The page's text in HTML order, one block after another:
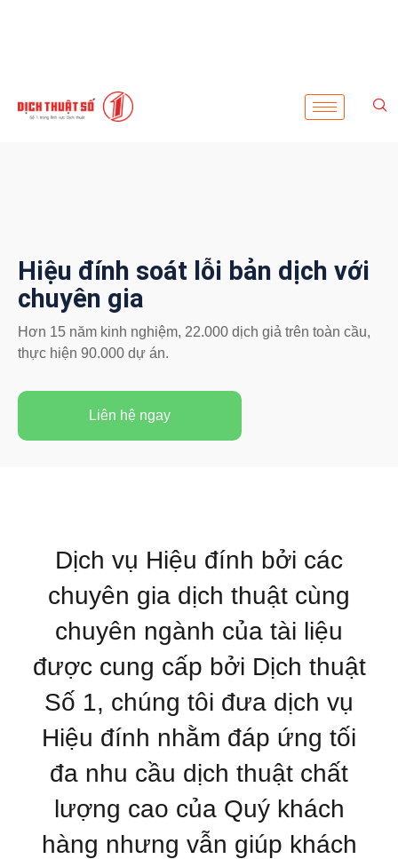
Hiệu đính soát lỗi bản dịch với
chuyên gia
Hơn 15 năm kinh nghiệm, 22.000 dịch giả trên toàn cầu,
thực hiện 90.000 dự án.
Liên hệ ngay
Dịch vụ Hiệu đính bởi các
chuyên gia dịch thuật cùng
chuyên ngành của tài liệu
được cung cấp bởi Dịch thuật
Số 1, chúng tôi đưa dịch vụ
Hiệu đính nhằm đáp ứng tối
đa nhu cầu dịch thuật chất
lượng cao của Quý khách
hàng nhưng vẫn giúp khách